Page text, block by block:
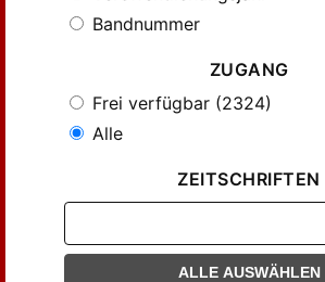
Bandnummer
ZUGANG
Frei verfügbar (2324)
Alle
ZEITSCHRIFTEN
ALLE AUSWÄHLEN